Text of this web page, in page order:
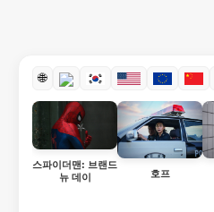
🌐
스파이더맨: 브랜드
뉴 데이
호프